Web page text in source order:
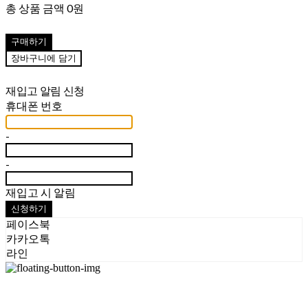
총 상품 금액 0원
구매하기
장바구니에 담기
재입고 알림 신청
휴대폰 번호
-
-
재입고 시 알림
신청하기
페이스북
카카오톡
라인